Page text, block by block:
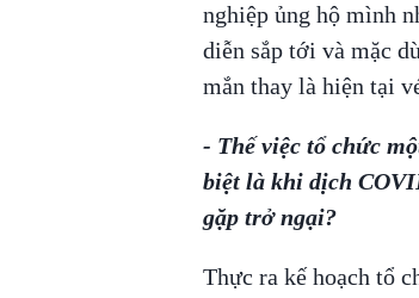
nghiệp ủng hộ mình
diễn sắp tới và mặc
mắn thay là hiện tại
- Thế việc tổ chức
biệt là khi dịch
gặp trở ngại?
Thực ra kế hoạch tổ